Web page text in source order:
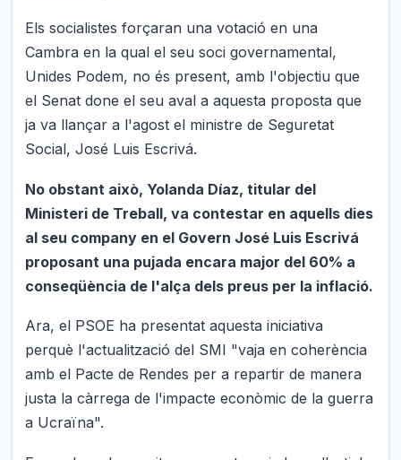
Els socialistes forçaran una votació en una
Cambra en la qual el seu soci governamental,
Unides Podem, no és present, amb l'objectiu que
el Senat done el seu aval a aquesta proposta que
ja va llançar a l'agost el ministre de Seguretat
Social, José Luis Escrivá.
No obstant això, Yolanda Díaz, titular del
Ministeri de Treball, va contestar en aquells dies
al seu company en el Govern José Luis Escrivá
proposant una pujada encara major del 60% a
conseqüència de l'alça dels preus per la inflació.
Ara, el PSOE ha presentat aquesta iniciativa
perquè l'actualització del SMI "vaja en coherència
amb el Pacte de Rendes per a repartir de manera
justa la càrrega de l'impacte econòmic de la guerra
a Ucraïna".